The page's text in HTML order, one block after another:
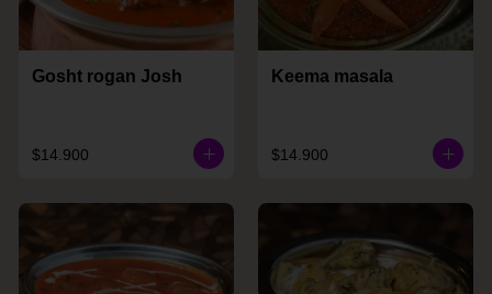
Gosht rogan Josh
$14.900
Keema masala
$14.900